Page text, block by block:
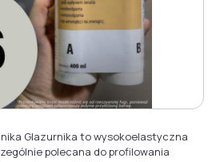
Glazurnika to wysokoelastyczna
polecana do profilowania